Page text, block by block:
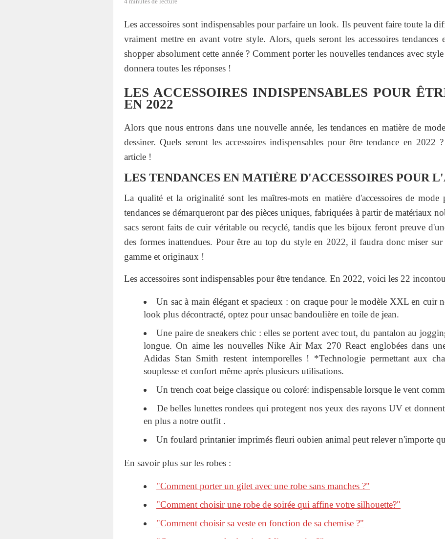
4 minutes de lecture
Les accessoires sont indispensables pour parfaire un look. Ils peuvent faire toute la
vraiment mettre en avant votre style. Alors, quels seront les accessoires tendances
shopper absolument cette année ? Comment porter les nouvelles tendances avec
donnera toutes les réponses !
LES ACCESSOIRES INDISPENSABLES POUR
EN 2022
Alors que nous entrons dans une nouvelle année, les tendances en matière de
dessiner. Quels seront les accessoires indispensables pour être tendance en 2022
article !
LES TENDANCES EN MATIÈRE D'ACCESSOIRES POUR
La qualité et la originalité sont les maîtres-mots en matière d'accessoires de
tendances se démarqueront par des pièces uniques, fabriquées à partir de matériaux
sacs seront faits de cuir véritable ou recyclé, tandis que les bijoux feront preuve
des formes inattendues. Pour être au top du style en 2022, il faudra donc miser sur
gamme et originaux !
Les accessoires sont indispensables pour être tendance. En 2022, voici les 22
Un sac à main élégant et spacieux : on craque pour le modèle XXL en cuir
look plus décontracté, optez pour unsac bandoulière en toile de jean.
Une paire de sneakers chic : elles se portent avec tout, du pantalon au
longue. On aime les nouvelles Nike Air Max 270 React englobées dans
Adidas Stan Smith restent intemporelles ! *Technologie permettant aux
souplesse et confort même après plusieurs utilisations.
Un trench coat beige classique ou coloré: indispensable lorsque le vent
De belles lunettes rondees qui protegent nos yeux des rayons UV et
en plus a notre outfit .
Un foulard printanier imprimés fleuri oubien animal peut relever n'importe
En savoir plus sur les robes :
"Comment porter un gilet avec une robe sans manches ?"
"Comment choisir une robe de soirée qui affine votre silhouette?"
"Comment choisir sa veste en fonction de sa chemise ?"